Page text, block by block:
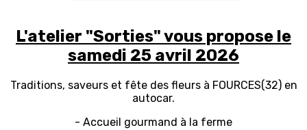
L'atelier "Sorties" vous propose le
samedi 25 avril 2026
Traditions, saveurs et fête des fleurs à FOURCES(32) en
autocar.
- Accueil gourmand à la ferme